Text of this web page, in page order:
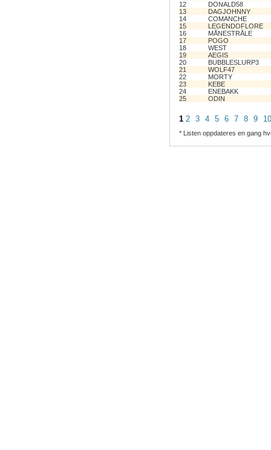
12
DONALD58
13
DAGJOHNNY
14
COMANCHE
15
LEGENDOFLORE
16
MÅNESTRÅLE
17
POGO
18
WEST
19
AEGIS
20
BUBBLESLURP3
21
WOLF47
22
MORTY
23
KEBE
24
ENEBAKK
25
ODIN
1 2 3 4 5 6 7 8 9 10
* Listen oppdateres en gang